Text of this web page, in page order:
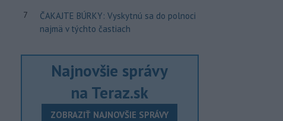
7
ČAKAJTE BÚRKY: Vyskytnú sa do polnoci
najmä v týchto častiach
Najnovšie správy
na Teraz.sk
ZOBRAZIŤ NAJNOVŠIE SPRÁVY